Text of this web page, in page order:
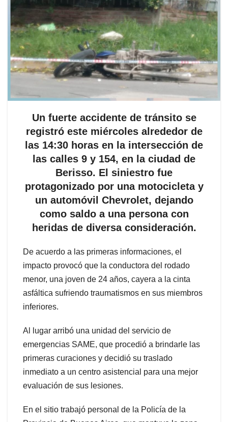
Un fuerte accidente de tránsito se
registró este miércoles alrededor de
las 14:30 horas en la intersección de
las calles 9 y 154, en la ciudad de
Berisso. El siniestro fue
protagonizado por una motocicleta y
un automóvil Chevrolet, dejando
como saldo a una persona con
heridas de diversa consideración.
De acuerdo a las primeras informaciones, el
impacto provocó que la conductora del rodado
menor, una joven de 24 años, cayera a la cinta
asfáltica sufriendo traumatismos en sus miembros
inferiores.
Al lugar arribó una unidad del servicio de
emergencias SAME, que procedió a brindarle las
primeras curaciones y decidió su traslado
inmediato a un centro asistencial para una mejor
evaluación de sus lesiones.
En el sitio trabajó personal de la Policía de la